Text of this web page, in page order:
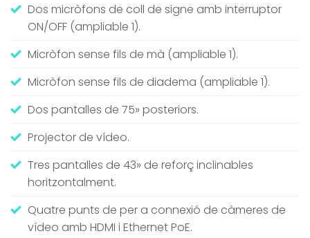
Dos micròfons de coll de signe amb interruptor
ON/OFF (ampliable 1).
Micròfon sense fils de mà (ampliable 1).
Micròfon sense fils de diadema (ampliable 1).
Dos pantalles de 75» posteriors.
Projector de vídeo.
Tres pantalles de 43» de reforç inclinables
horitzontalment.
Quatre punts de per a connexió de càmeres de
vídeo amb HDMI i Ethernet PoE.